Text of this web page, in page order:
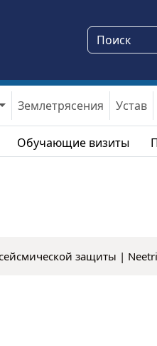
Землетрясения Устав
Обучающие визиты
защиты |